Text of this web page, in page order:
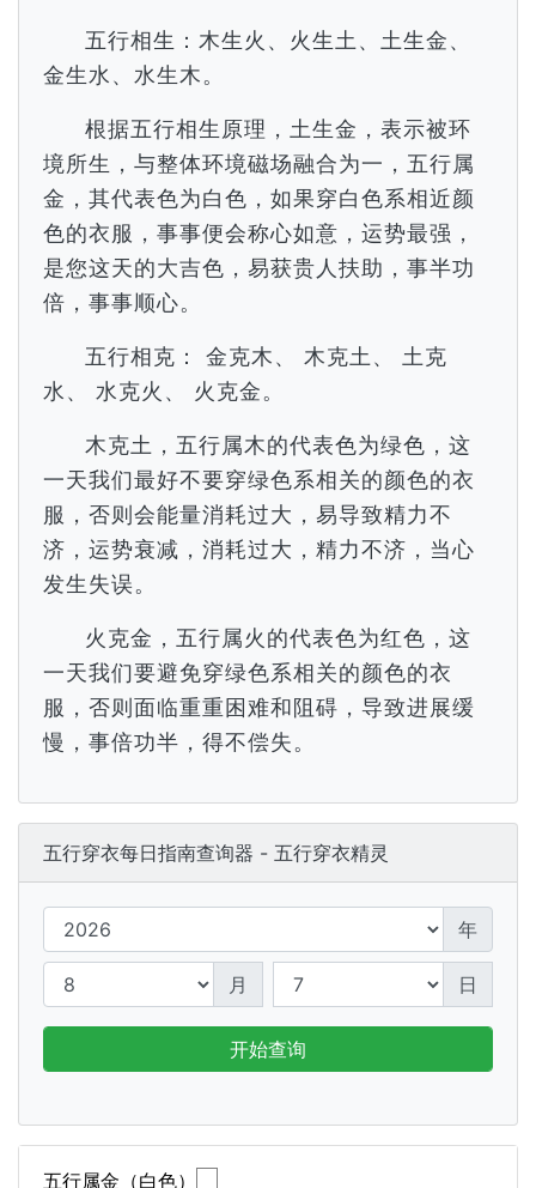
五行相生：木生火、火生土、土生金、
金生水、水生木。
根据五行相生原理，土生金，表示被环
境所生，与整体环境磁场融合为一，五行属
金，其代表色为白色，如果穿白色系相近颜
色的衣服，事事便会称心如意，运势最强，
是您这天的大吉色，易获贵人扶助，事半功
倍，事事顺心。
五行相克： 金克木、 木克土、 土克
水、 水克火、 火克金。
木克土，五行属木的代表色为绿色，这
一天我们最好不要穿绿色系相关的颜色的衣
服，否则会能量消耗过大，易导致精力不
济，运势衰减，消耗过大，精力不济，当心
发生失误。
火克金，五行属火的代表色为红色，这
一天我们要避免穿绿色系相关的颜色的衣
服，否则面临重重困难和阻碍，导致进展缓
慢，事倍功半，得不偿失。
五行穿衣每日指南查询器 - 五行穿衣精灵
年
月 日
开始查询
五行属金（白色）